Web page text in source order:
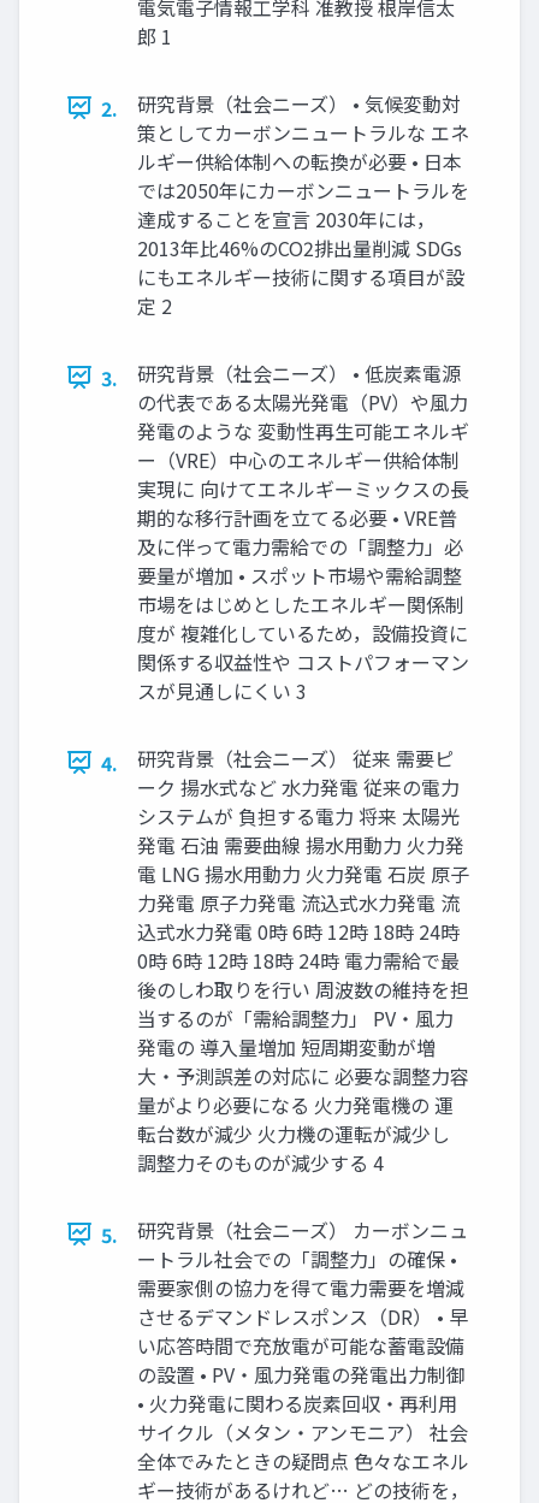
電気電子情報工学科 准教授 根岸信太
郎 1
2.
研究背景（社会ニーズ） • 気候変動対
策としてカーボンニュートラルな エネ
ルギー供給体制への転換が必要 • 日本
では2050年にカーボンニュートラルを
達成することを宣言 2030年には，
2013年比46%のCO2排出量削減 SDGs
にもエネルギー技術に関する項目が設
定 2
3.
研究背景（社会ニーズ） • 低炭素電源
の代表である太陽光発電（PV）や風力
発電のような 変動性再生可能エネルギ
ー（VRE）中心のエネルギー供給体制
実現に 向けてエネルギーミックスの長
期的な移行計画を立てる必要 • VRE普
及に伴って電力需給での「調整力」必
要量が増加 • スポット市場や需給調整
市場をはじめとしたエネルギー関係制
度が 複雑化しているため，設備投資に
関係する収益性や コストパフォーマン
スが見通しにくい 3
4.
研究背景（社会ニーズ） 従来 需要ピ
ーク 揚水式など 水力発電 従来の電力
システムが 負担する電力 将来 太陽光
発電 石油 需要曲線 揚水用動力 火力発
電 LNG 揚水用動力 火力発電 石炭 原子
力発電 原子力発電 流込式水力発電 流
込式水力発電 0時 6時 12時 18時 24時
0時 6時 12時 18時 24時 電力需給で最
後のしわ取りを行い 周波数の維持を担
当するのが「需給調整力」 PV・風力
発電の 導入量増加 短周期変動が増
大・予測誤差の対応に 必要な調整力容
量がより必要になる 火力発電機の 運
転台数が減少 火力機の運転が減少し
調整力そのものが減少する 4
5.
研究背景（社会ニーズ） カーボンニュ
ートラル社会での「調整力」の確保 •
需要家側の協力を得て電力需要を増減
させるデマンドレスポンス（DR） • 早
い応答時間で充放電が可能な蓄電設備
の設置 • PV・風力発電の発電出力制御
• 火力発電に関わる炭素回収・再利用
サイクル（メタン・アンモニア） 社会
全体でみたときの疑問点 色々なエネル
ギー技術があるけれど… どの技術を，